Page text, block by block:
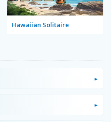
Hawaiian Solitaire